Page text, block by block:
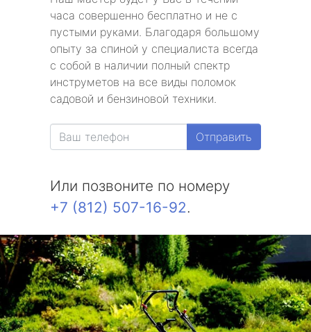
часа совершенно бесплатно и не с
пустыми руками. Благодаря большому
опыту за спиной у специалиста всегда
с собой в наличии полный спектр
инструметов на все виды поломок
садовой и бензиновой техники.
Отправить
Или позвоните по номеру
+7 (812) 507-16-92.